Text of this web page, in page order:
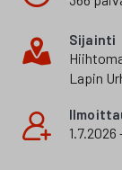
Sijainti
Lapin
1.7.2026